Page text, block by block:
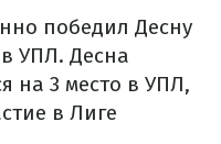
победил Десну
УПЛ. Десна
на 3 место в УПЛ,
в Лиге